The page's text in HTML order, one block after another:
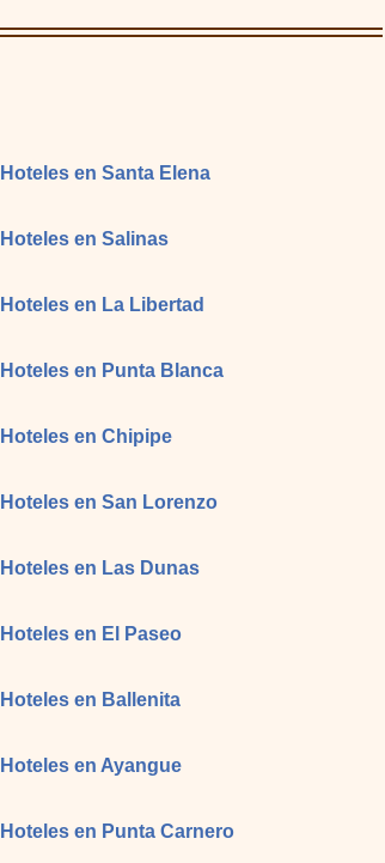
Hoteles en Santa Elena
Hoteles en Salinas
Hoteles en La Libertad
Hoteles en Punta Blanca
Hoteles en Chipipe
Hoteles en San Lorenzo
Hoteles en Las Dunas
Hoteles en El Paseo
Hoteles en Ballenita
Hoteles en Ayangue
Hoteles en Punta Carnero